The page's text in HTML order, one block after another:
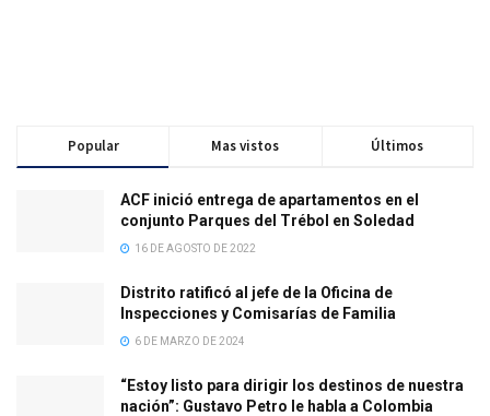
Popular Mas vistos Últimos
ACF inició entrega de apartamentos en el
conjunto Parques del Trébol en Soledad
16 DE AGOSTO DE 2022
Distrito ratificó al jefe de la Oficina de
Inspecciones y Comisarías de Familia
6 DE MARZO DE 2024
“Estoy listo para dirigir los destinos de nuestra
nación”: Gustavo Petro le habla a Colombia